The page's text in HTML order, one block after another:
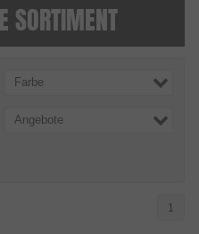
SORTIMENT
Farbe
Angebote
1